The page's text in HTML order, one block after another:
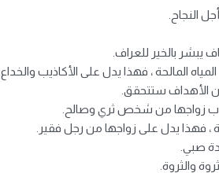
النجاح.
يبشر بالخير للعراف.
المالحة ، فهذا يدل على الأكاذيب والخداع.
الأهداف ستتحقق.
زواجها من شخص ثري وصالح.
، فهذا يدل على زواجها من رجل فقير.
صبي.
والثروة.